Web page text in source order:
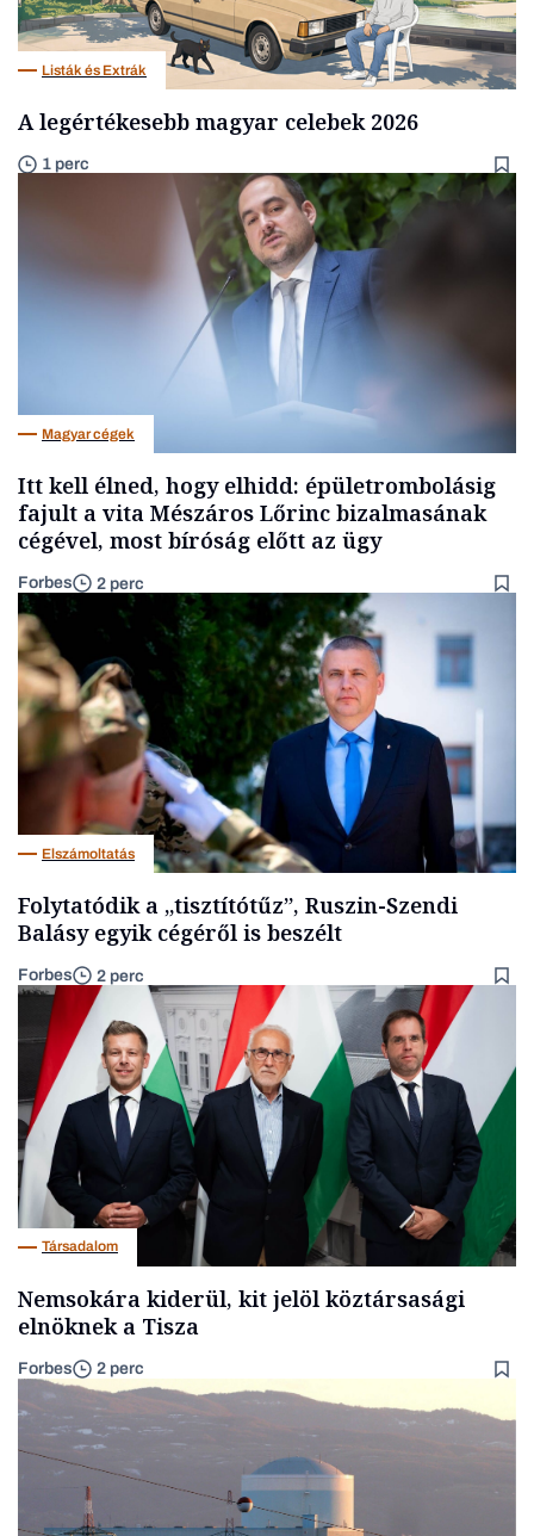
Listák és Extrák
A legértékesebb magyar celebek 2026
1 perc
Magyar cégek
Itt kell élned, hogy elhidd: épületrombolásig
fajult a vita Mészáros Lőrinc bizalmasának
cégével, most bíróság előtt az ügy
Forbes 2 perc
Elszámoltatás
Folytatódik a „tisztítótűz”, Ruszin-Szendi
Balásy egyik cégéről is beszélt
Forbes 2 perc
Társadalom
Nemsokára kiderül, kit jelöl köztársasági
elnöknek a Tisza
Forbes 2 perc